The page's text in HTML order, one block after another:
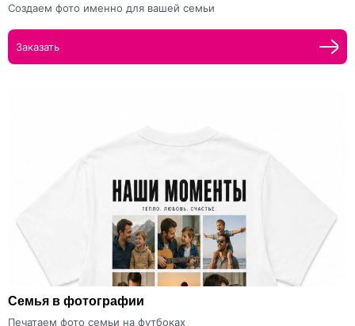
Создаем фото именно для вашей семьи
Заказать
Семья в фотографии
Печатаем фото семьи на футбоках